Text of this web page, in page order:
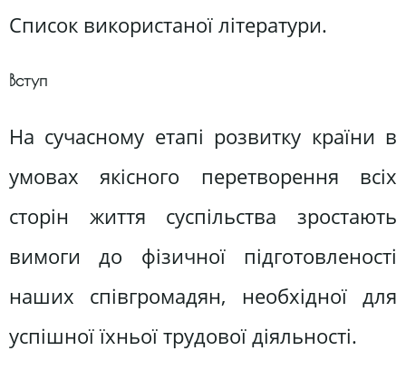
Список використаної літератури.
Вступ
На сучасному етапі розвитку країни в
умовах якісного перетворення всіх
сторін життя суспільства зростають
вимоги до фізичної підготовленості
наших співгромадян, необхідної для
успішної їхньої трудової діяльності.